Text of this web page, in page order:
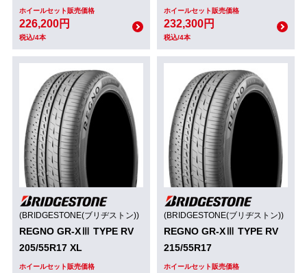
ホイールセット販売価格
226,200円
税込/4本
ホイールセット販売価格
232,300円
税込/4本
(BRIDGESTONE(ブリヂストン))
REGNO GR-XⅢ TYPE RV
205/55R17 XL
ホイールセット販売価格
(BRIDGESTONE(ブリヂストン))
REGNO GR-XⅢ TYPE RV
215/55R17
ホイールセット販売価格